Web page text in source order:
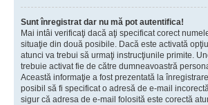
Sunt înregistrat dar nu mă pot autentifica!
Mai intâi verificaţi dacă aţi specificat corect
situaţie din două posibile. Dacă este activată
atunci va trebui să urmaţi instrucţiunile primite.
trebuie activat fie de către dumneavoastră
Această informaţie a fost prezentată la
posibil să fi specificat o adresă de e-mail
sigur că adresa de e-mail folosită este corectă